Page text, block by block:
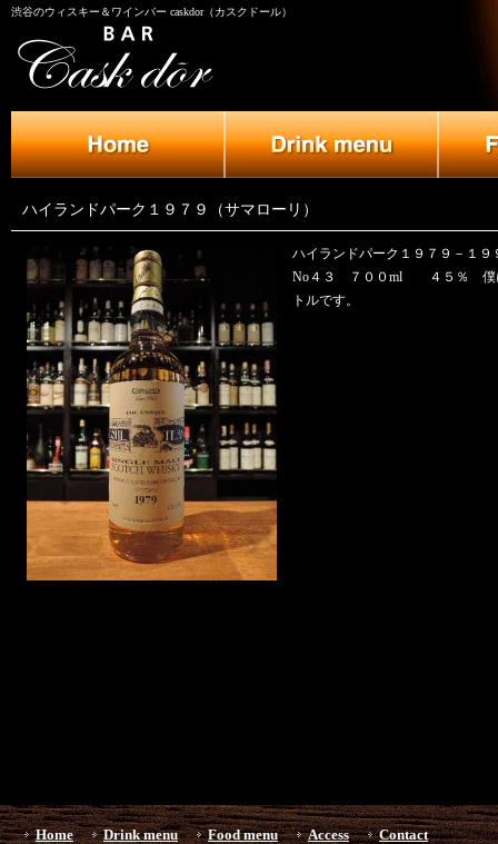
渋谷のウィスキー＆ワインバー caskdor（カスクドール）
ハイランドパーク１９７９（サマローリ）
ハイランドパーク１９７９－１
No４３ ７００ml ４５％ 僕に
トルです。
Home Drink menu Food menu Access Contact